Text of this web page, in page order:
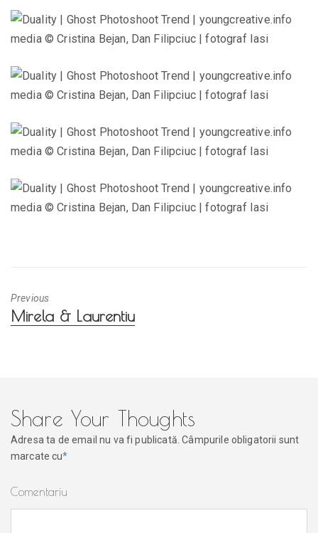
Previous
Previous
Mirela & Laurentiu
Share Your Thoughts
Adresa ta de email nu va fi publicată. Câmpurile obligatorii sunt
marcate cu*
Comentariu